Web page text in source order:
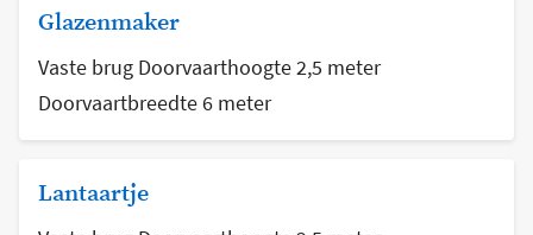
Glazenmaker
Vaste brug Doorvaarthoogte 2,5 meter
Doorvaartbreedte 6 meter
Lantaartje